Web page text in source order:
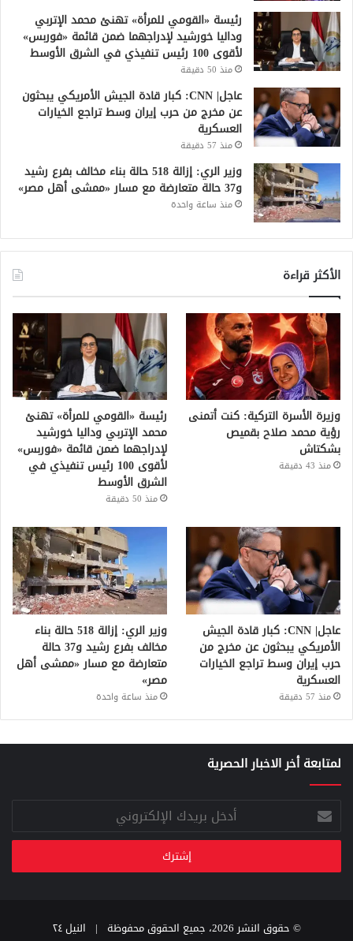
رئيسة «القومي للمرأة» تهنئ محمد الإتربي
وداليا خورشيد لإدراجهما ضمن قائمة «فوربس»
لأقوى 100 رئيس تنفيذي في الشرق الأوسط
منذ 50 دقيقة
عاجل| CNN: كبار قادة الجيش الأمريكي يبحثون
عن مخرج من حرب إيران وسط تراجع الخيارات
العسكرية
منذ 57 دقيقة
وزير الري: إزالة 518 حالة بناء مخالف بفرع رشيد
و37 حالة متعارضة مع مسار «ممشى أهل مصر»
منذ ساعة واحدة
الأكثر قراءة
وزيرة الأسرة التركية: كنت أتمنى
رؤية محمد صلاح بقميص
بشكتاش
منذ 43 دقيقة
رئيسة «القومي للمرأة» تهنئ
محمد الإتربي وداليا خورشيد
لإدراجهما ضمن قائمة «فوربس»
لأقوى 100 رئيس تنفيذي في
الشرق الأوسط
منذ 50 دقيقة
عاجل| CNN: كبار قادة الجيش
الأمريكي يبحثون عن مخرج من
حرب إيران وسط تراجع الخيارات
العسكرية
منذ 57 دقيقة
وزير الري: إزالة 518 حالة بناء
مخالف بفرع رشيد و37 حالة
متعارضة مع مسار «ممشى أهل
مصر»
منذ ساعة واحدة
لمتابعة أخر الاخبار الحصرية
أدخل
بريدك
الإلكتروني
© حقوق النشر 2026، جميع الحقوق محفوظة | النيل ٢٤